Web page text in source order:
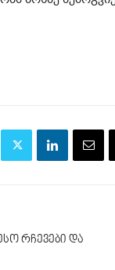
რჩევები და